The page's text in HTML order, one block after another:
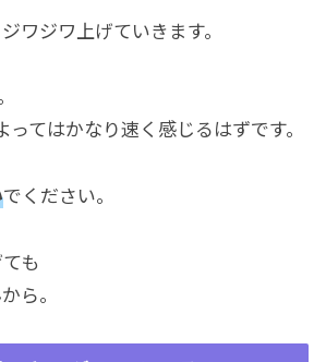
ワジワ上げていきます。
てはかなり速く感じるはずです。
でください。
も
ら。